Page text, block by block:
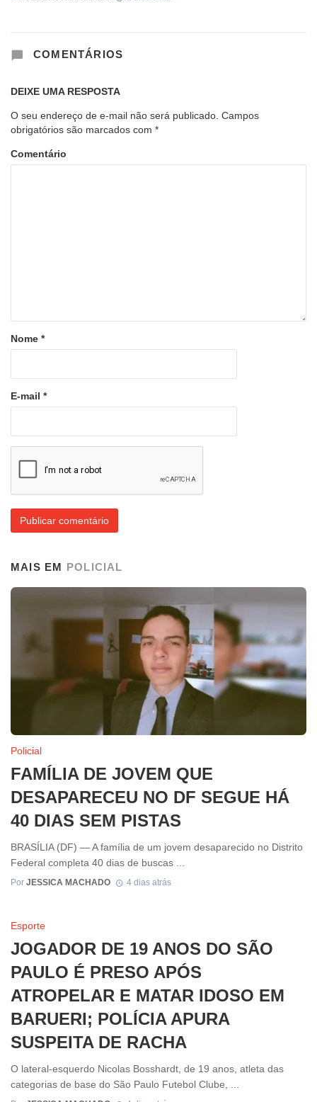
COMENTÁRIOS
DEIXE UMA RESPOSTA
O seu endereço de e-mail não será publicado. Campos
obrigatórios são marcados com *
Comentário
Nome *
E-mail *
MAIS EM POLICIAL
Policial
FAMÍLIA DE JOVEM QUE
DESAPARECEU NO DF SEGUE HÁ
40 DIAS SEM PISTAS
BRASÍLIA (DF) — A família de um jovem desaparecido no Distrito
Federal completa 40 dias de buscas ...
Por JESSICA MACHADO 4 dias atrás
Esporte
JOGADOR DE 19 ANOS DO SÃO
PAULO É PRESO APÓS
ATROPELAR E MATAR IDOSO EM
BARUERI; POLÍCIA APURA
SUSPEITA DE RACHA
O lateral-esquerdo Nicolas Bosshardt, de 19 anos, atleta das
categorias de base do São Paulo Futebol Clube, ...